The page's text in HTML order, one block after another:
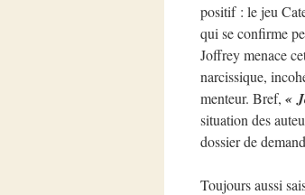
positif : le jeu
qui se confirme
Joffrey menace
narcissique,
menteur. Bref, «
situation des
dossier de
Toujours aussi